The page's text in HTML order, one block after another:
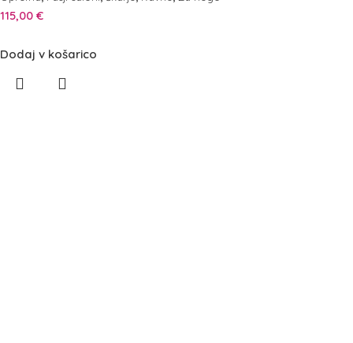
115,00 €
Dodaj v košarico